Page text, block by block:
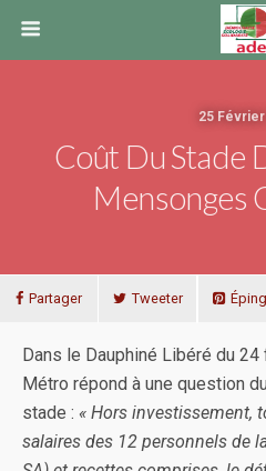
25 Février
Coût Du Stade
Mensonges
Partager Tweeter
Dans le Dauphiné Libéré du
Métro répond à une question
stade : « Hors investissement,
salaires des 12 personnels de